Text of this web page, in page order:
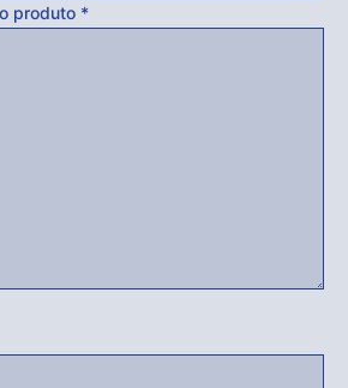
produto *